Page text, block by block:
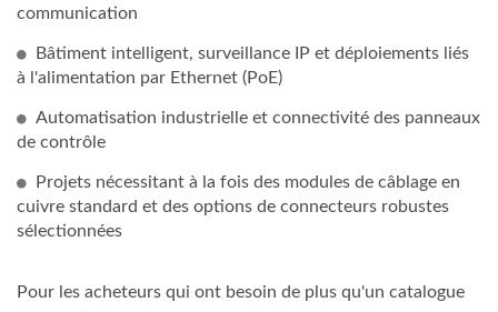
communication
Bâtiment intelligent, surveillance IP et déploiements liés
à l'alimentation par Ethernet (PoE)
Automatisation industrielle et connectivité des panneaux
de contrôle
Projets nécessitant à la fois des modules de câblage en
cuivre standard et des options de connecteurs robustes
sélectionnées
Pour les acheteurs qui ont besoin de plus qu'un catalogue